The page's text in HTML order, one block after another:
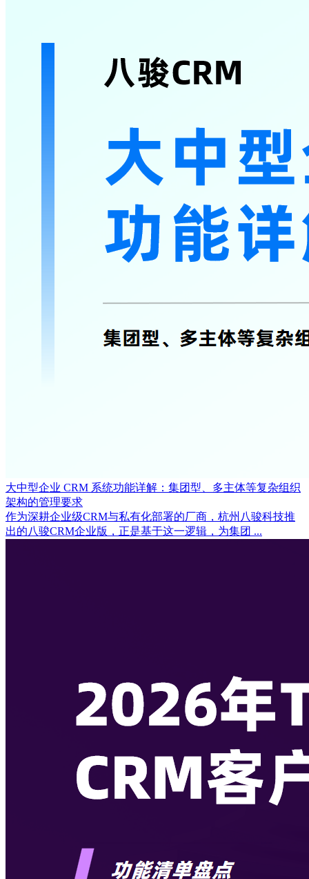
大中型企业 CRM 系统功能详解：集团型、多主体等复杂组织
架构的管理要求
作为深耕企业级CRM与私有化部署的厂商，杭州八骏科技推
出的八骏CRM企业版，正是基于这一逻辑，为集团 ...